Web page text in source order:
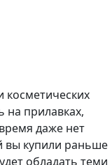
косметических
на прилавках,
даже нет
вы купили раньше
обладать теми